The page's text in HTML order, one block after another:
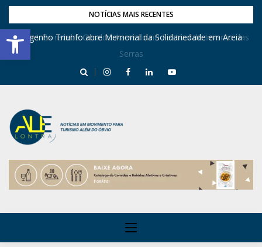
Barra de Ferramentas Aberta
NOTÍCIAS MAIS RECENTES
Dona Inês recebe Geraldo Azevedo no Festival de Inverno das
Serras
Engenho Triunfo abre Memorial da Solidariedade em Areia